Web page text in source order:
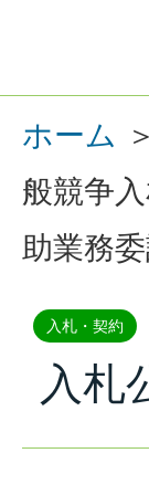
ホーム ＞
般競争
助業務
入札・契約
入札